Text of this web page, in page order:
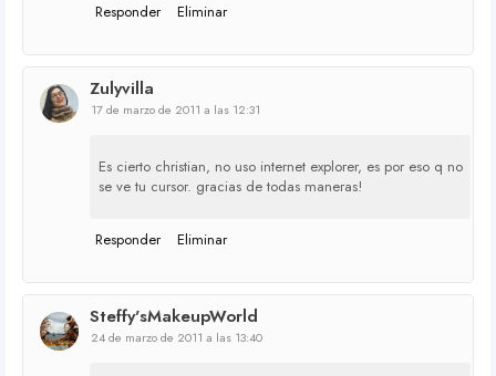
Responder Eliminar
Zulyvilla
17 de marzo de 2011 a las 12:31
Es cierto christian, no uso internet explorer, es por eso q no
se ve tu cursor. gracias de todas maneras!
Responder Eliminar
Steffy'sMakeupWorld
24 de marzo de 2011 a las 13:40